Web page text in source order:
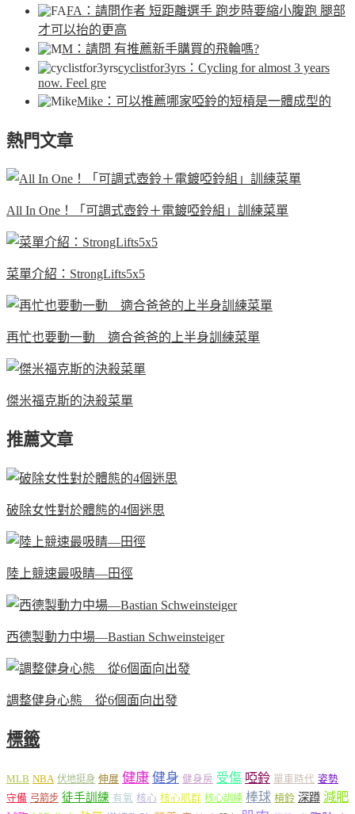
FA ：請問作者 短距離選手 跑步時要縮小腹跑 腿部
才可以抬的更高
M ：請問 有推薦新手購買的飛輪嗎?
cyclistfor3yrs ：Cycling for almost 3 years
now. Feel gre
Mike ：可以推薦哪家啞鈴的短槓是一體成型的
熱門文章
All In One！「可調式壺鈴＋電鍍啞鈴組」訓練菜單
菜單介紹：StrongLifts5x5
再忙也要動一動 適合爸爸的上半身訓練菜單
傑米福克斯的決殺菜單
推薦文章
破除女性對於體態的4個迷思
陸上競速最吸睛—田徑
西德製動力中場—Bastian Schweinsteiger
調整健身心態 從6個面向出發
標籤
MLB NBA 伏地挺身 伸展 健康 健身 健身房 受傷 啞鈴 單車時代 姿勢
守備 弓箭步 徒手訓練 有氧 核心 核心肌群 核心訓練 棒球 槓鈴 深蹲 減肥